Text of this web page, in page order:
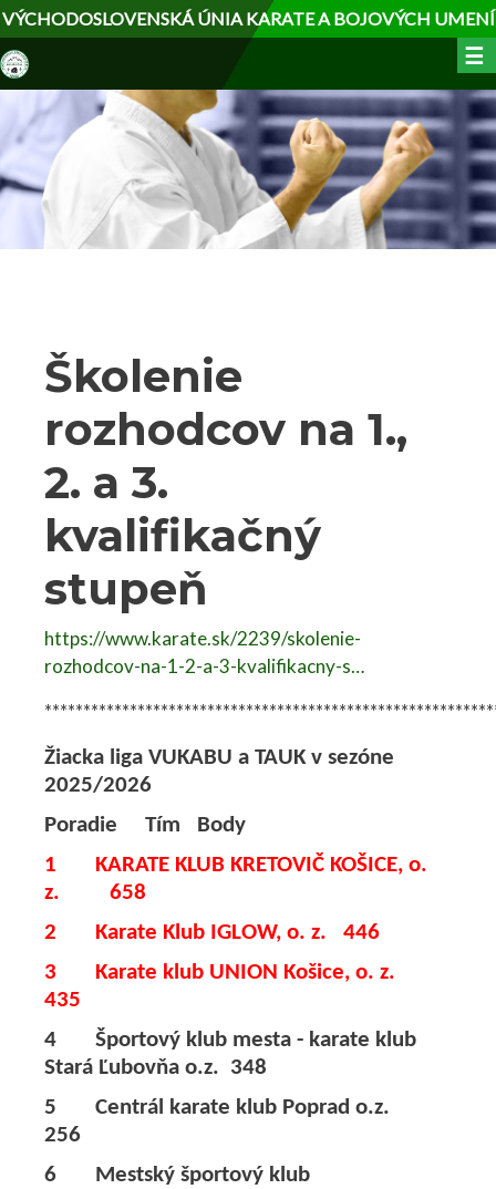
Skočiť
na
obsah
VÝCHODOSLOVENSKÁ ÚNIA KARATE A BOJOVÝCH UMENÍ
☰
Školenie
rozhodcov na 1.,
2. a 3.
kvalifikačný
stupeň
https://www.karate.sk/2239/skolenie-
rozhodcov-na-1-2-a-3-kvalifikacny-s…
Žiacka liga VUKABU a TAUK v sezóne
2025/2026
Poradie Tím Body
1 KARATE KLUB KRETOVIČ KOŠICE, o.
z. 658
2 Karate Klub IGLOW, o. z. 446
3 Karate klub UNION Košice, o. z.
435
4 Športový klub mesta - karate klub
Stará Ľubovňa o.z. 348
5 Centrál karate klub Poprad o.z.
256
6 Mestský športový klub